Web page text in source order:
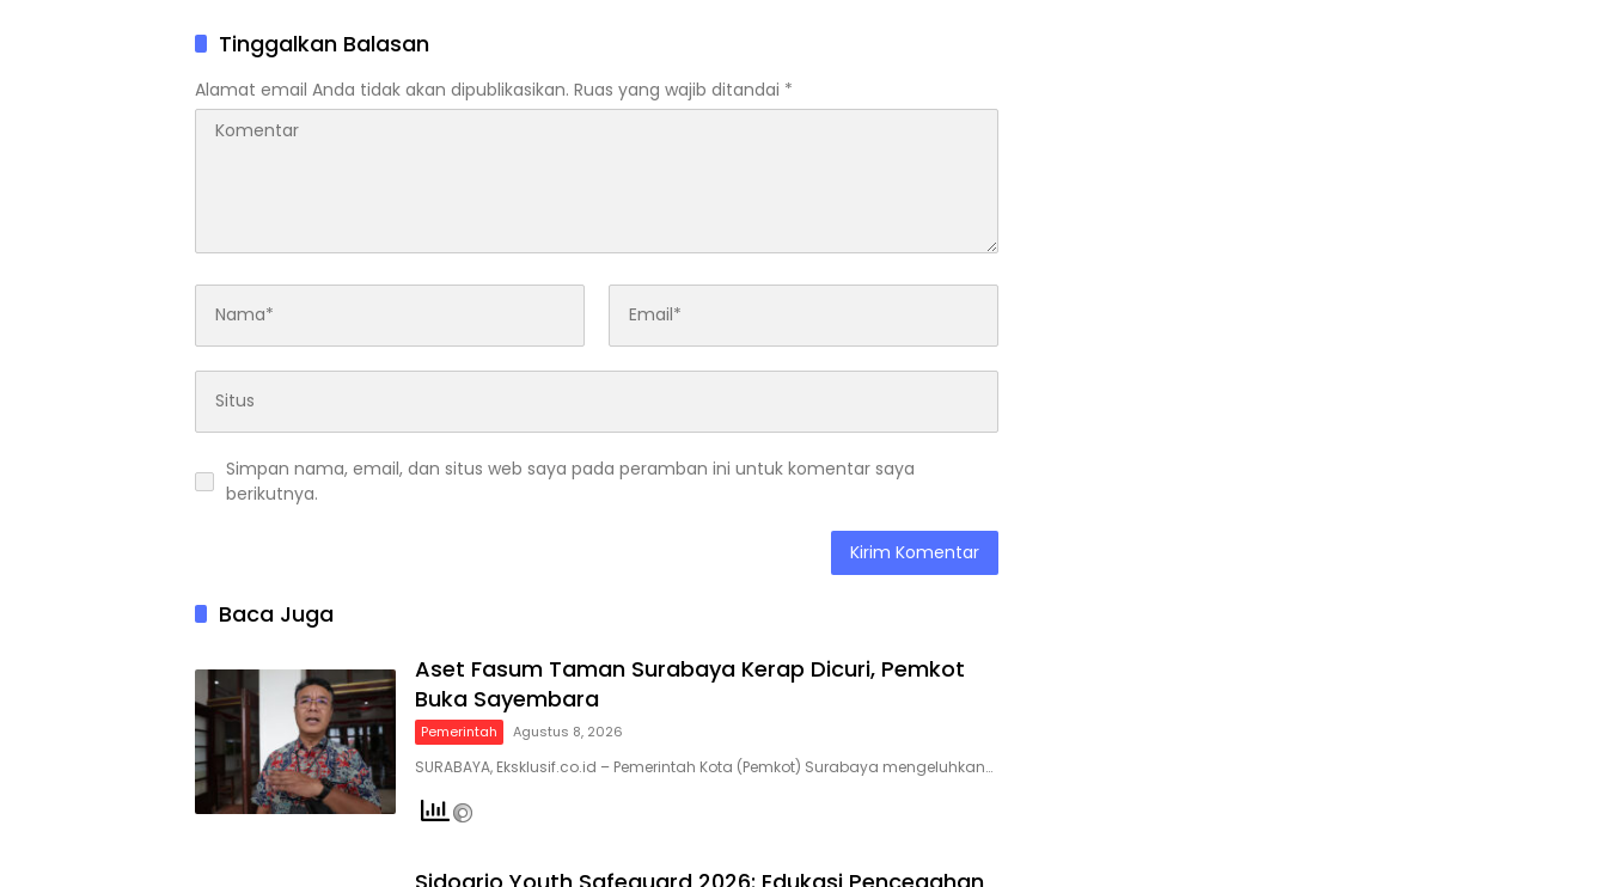
Tinggalkan Balasan
Alamat email Anda tidak akan dipublikasikan. Ruas yang wajib ditandai *
Simpan nama, email, dan situs web saya pada peramban ini untuk komentar saya
berikutnya.
Baca Juga
Aset Fasum Taman Surabaya Kerap Dicuri, Pemkot
Buka Sayembara
Pemerintah Agustus 8, 2026
SURABAYA, Eksklusif.co.id – Pemerintah Kota (Pemkot) Surabaya mengeluhkan…